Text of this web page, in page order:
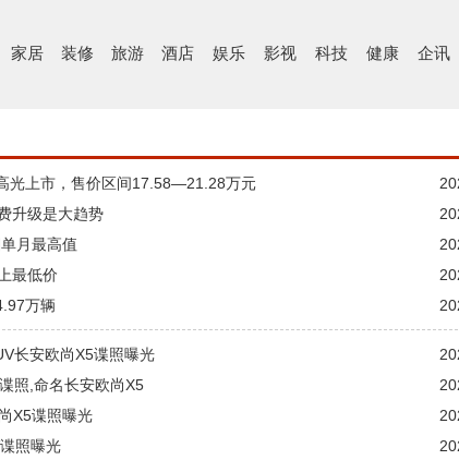
家居 装修 旅游 酒店 娱乐 影视 科技 健康 企讯
光上市，售价区间17.58—21.28万元
升级是大趋势
月最高值
最低价
万辆
长安欧尚X5谍照曝光
照,命名长安欧尚X5
X5谍照曝光
照曝光